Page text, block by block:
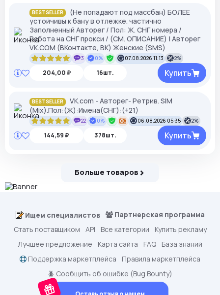
BESTSELLER
(Не попадают под массбан) БОЛЕЕ
устойчивы к бану в отлежке. частично
Заполненный Авторег / Пол: Ж. СНГ номера /
Работа на СНГ прокси / (СМ. ОПИСАНИЕ) | Авторег
VK.COM (ВКонтакте, ВК) Женские (SMS)
3 0% 07.08.2026 11:13 2%
204,00 ₽ 16шт. Купить
BESTSELLER
VK.com - Авторег- Ретрив. SIM
(Mix).Пол:(Ж):Имена(СНГ):(+21)
22 0% 06.08.2026 05:35 2%
144,59 ₽ 378шт. Купить
Больше товаров
Ищем специалистов
Партнерская программа
Стать поставщиком
API Все категории
Купить рекламу
Лучшее предложение
Карта сайта FAQ
База знаний
Поддержка маркетплейса
Правила маркетплейса
🪲 Сообщить об ошибке (Bug Bounty)